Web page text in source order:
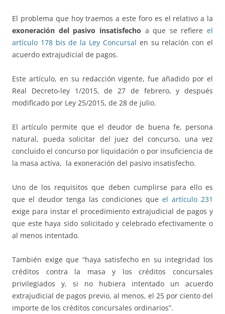
El problema que hoy traemos a este foro es el relativo a la
exoneración del pasivo insatisfecho a que se refiere el
artículo 178 bis de la Ley Concursal en su relación con el
acuerdo extrajudicial de pagos.
Este artículo, en su redacción vigente, fue añadido por el
Real Decreto-ley 1/2015, de 27 de febrero, y después
modificado por Ley 25/2015, de 28 de julio.
El artículo permite que el deudor de buena fe, persona
natural, pueda solicitar del juez del concurso, una vez
concluido el concurso por liquidación o por insuficiencia de
la masa activa, la exoneración del pasivo insatisfecho.
Uno de los requisitos que deben cumplirse para ello es
que el deudor tenga las condiciones que el artículo 231
exige para instar el procedimiento extrajudicial de pagos y
que este haya sido solicitado y celebrado efectivamente o
al menos intentado.
También exige que “haya satisfecho en su integridad los
créditos contra la masa y los créditos concursales
privilegiados y, si no hubiera intentado un acuerdo
extrajudicial de pagos previo, al menos, el 25 por ciento del
importe de los créditos concursales ordinarios”.